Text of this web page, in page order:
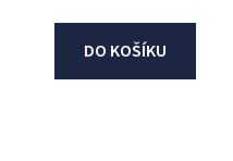
DO KOŠÍKU